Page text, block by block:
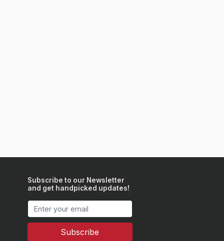
Subscribe to our Newsletter
and get handpicked updates!
Subscribe